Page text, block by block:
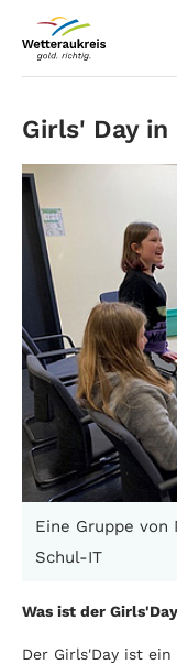
Girls' Day
Eine Gruppe von
Schul-IT
Was ist der
Der Girls'Day ist